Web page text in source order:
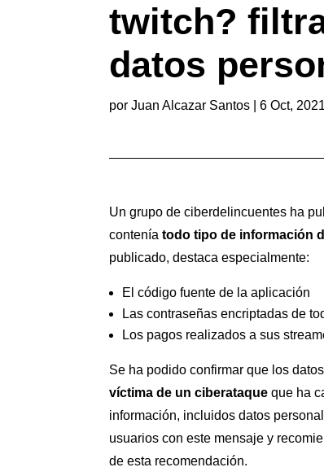
twitch?
datos
porJuan Alcazar Santos |6 Oct, 2021
Un grupo de ciberdelincuentes ha
conteníatodo tipo de información
publicado, destaca especialmente:
El código fuente de la aplicación
Las contraseñas encriptadas de
Los pagos realizados a sus
Se ha podido confirmar que los
víctima de un ciberataque que ha
información, incluidos datos
usuarios con este mensaje y
de esta recomendación.